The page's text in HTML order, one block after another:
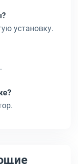
установку.